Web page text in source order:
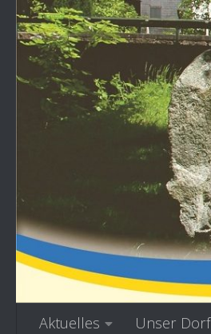
Zum Inhalt springen
Aktuelles Unser Dorf